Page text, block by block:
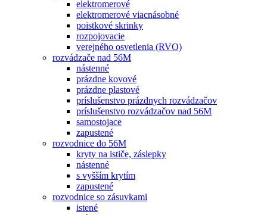
elektromerové
elektromerové viacnásobné
poistkové skrinky
rozpojovacie
verejného osvetlenia (RVO)
rozvádzače nad 56M
nástenné
prázdne kovové
prázdne plastové
príslušenstvo prázdnych rozvádzačov
príslušenstvo rozvádzačov nad 56M
samostojace
zapustené
rozvodnice do 56M
kryty na ističe, záslepky
nástenné
s vyšším krytím
zapustené
rozvodnice so zásuvkami
istené